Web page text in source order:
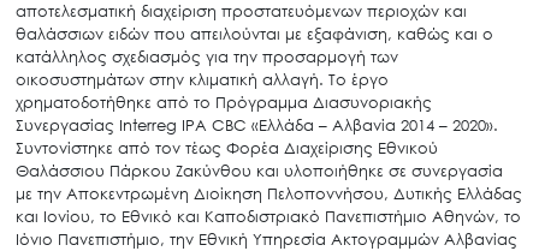
αποτελεσματική διαχείριση προστατευόμενων περιοχών και
θαλάσσιων ειδών που απειλούνται με εξαφάνιση, καθώς και ο
κατάλληλος σχεδιασμός για την προσαρμογή των
οικοσυστημάτων στην κλιματική αλλαγή. Το έργο
χρηματοδοτήθηκε από το Πρόγραμμα Διασυνοριακής
Συνεργασίας Interreg IPA CBC «Ελλάδα – Αλβανία 2014 – 2020».
Συντονίστηκε από τον τέως Φορέα Διαχείρισης Εθνικού
Θαλάσσιου Πάρκου Ζακύνθου και υλοποιήθηκε σε συνεργασία
με την Αποκεντρωμένη Διοίκηση Πελοποννήσου, Δυτικής Ελλάδας
και Ιονίου, το Εθνικό και Καποδιστριακό Πανεπιστήμιο Αθηνών, το
Ιόνιο Πανεπιστήμιο, την Εθνική Υπηρεσία Ακτογραμμών Αλβανίας